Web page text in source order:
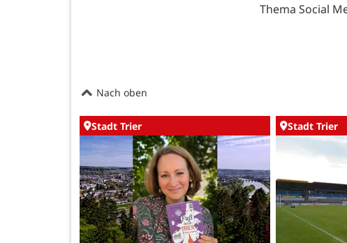
Thema Social
Nach oben
Stadt Trier Stadt Trier